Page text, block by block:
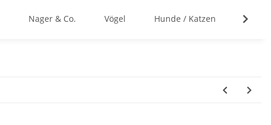
Nager & Co. Vögel Hunde / Katzen